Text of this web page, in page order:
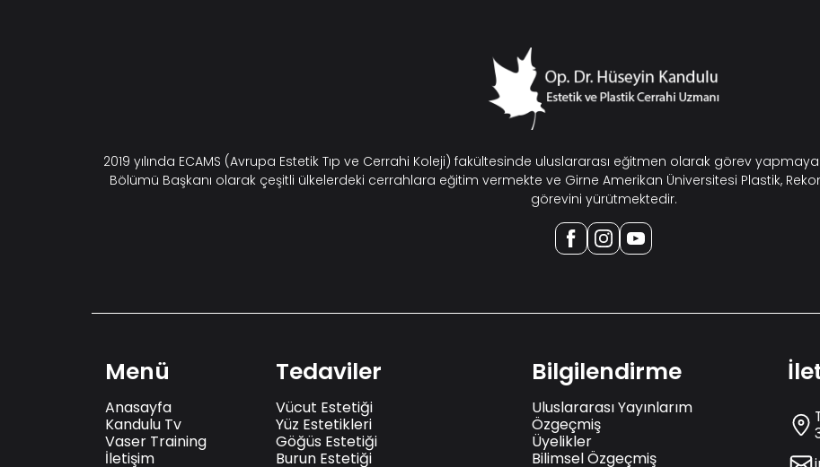
2019 yılında ECAMS (Avrupa Estetik Tıp ve Cerrahi Koleji) fakültesinde uluslararası eğitmen olarak görev
Bölümü Başkanı olarak çeşitli ülkelerdeki cerrahlara eğitim vermekte ve Girne Amerikan Üniversitesi Plastik,
görevini yürütmektedir.
Menü
Anasayfa
Kandulu Tv
Vaser Training
İletişim
Tedaviler
Vücut Estetiği
Yüz Estetikleri
Göğüs Estetiği
Burun Estetiği
Bilgilendirme
Uluslararası Yayınlarım
Özgeçmiş
Üyelikler
Bilimsel Özgeçmiş